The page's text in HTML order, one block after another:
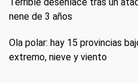
nene de 3 años
Ola polar: hay 15 provincias
extremo, nieve y viento